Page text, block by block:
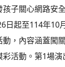
子關心網路安
日起至114年10
，內容涵蓋闖
活動。第1場演